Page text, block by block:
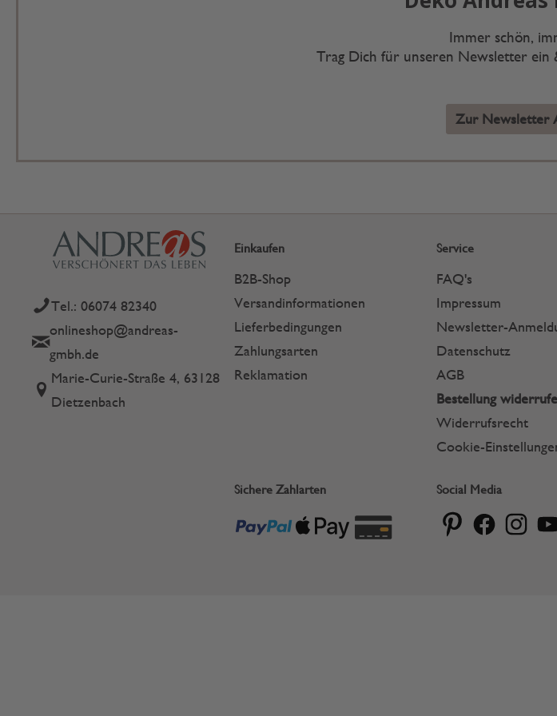
Immer schön,
Trag Dich für unseren Newsletter ein
Zur Newsletter
Tel.: 06074 82340
onlineshop@andreas-
gmbh.de
Marie-Curie-Straße 4, 63128
Dietzenbach
Einkaufen
B2B-Shop
Versandinformationen
Lieferbedingungen
Zahlungsarten
Reklamation
Service
FAQ's
Impressum
Newsletter-
Datenschutz
AGB
Bestellung
Widerrufsrecht
Cookie-
Sichere Zahlarten Social Media